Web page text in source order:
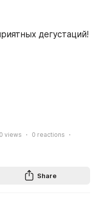
дегустаций!
0 views 0 reactions
Share